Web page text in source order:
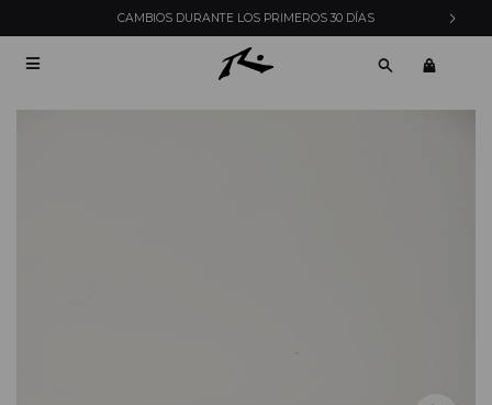
CAMBIOS DURANTE LOS PRIMEROS 30 DÍAS
